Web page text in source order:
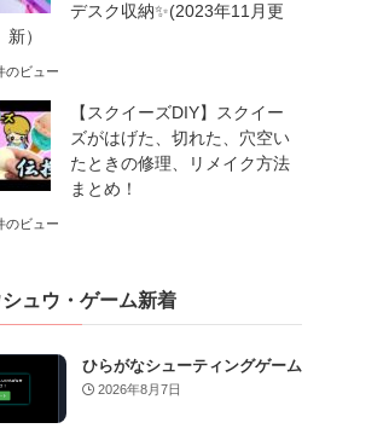
デスク収納✨(2023年11月更
新）
のビュー
【スクイーズDIY】スクイー
ズがはげた、切れた、穴空い
たときの修理、リメイク方法
まとめ！
のビュー
ュウ・ゲーム新着
ひらがなシューティングゲーム
2026年8月7日